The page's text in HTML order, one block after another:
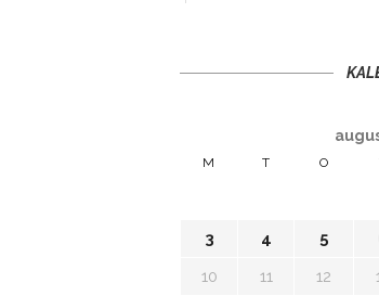
M T O
3
4 5
10
11 12